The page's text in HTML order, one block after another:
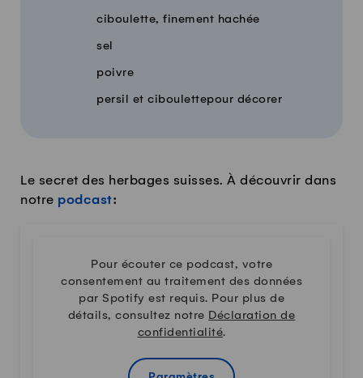
ciboulette, finement hachée
sel
poivre
persil et ciboulettepour décorer
Le secret des herbages suisses. À découvrir dans
notre podcast:
Pour écouter ce podcast, votre
consentement au traitement des données
par Spotify est requis. Pour plus de
détails, consultez notre Déclaration de
confidentialité.